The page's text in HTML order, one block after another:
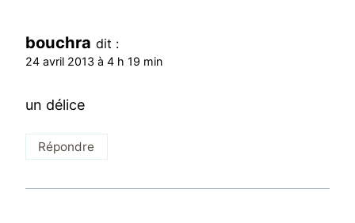
bouchra dit :
24 avril 2013 à 4 h 19 min
un délice
Répondre